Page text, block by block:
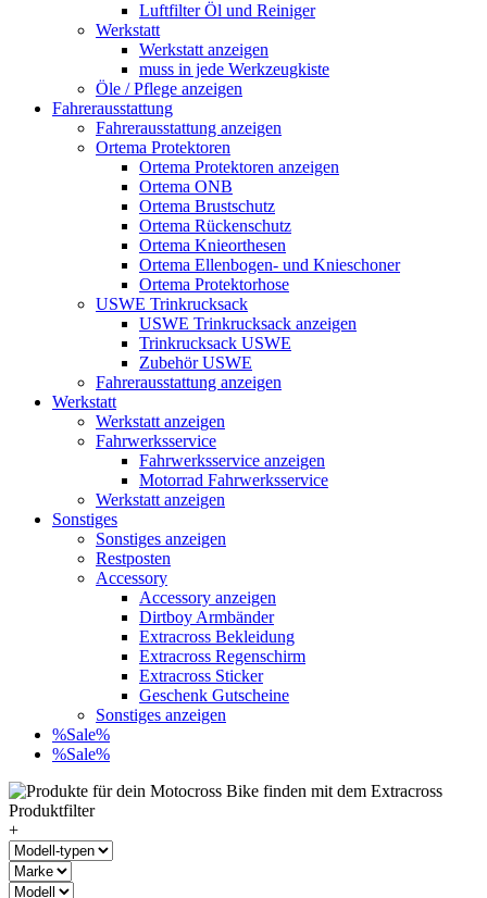
Luftfilter Öl und Reiniger
Werkstatt
Werkstatt anzeigen
muss in jede Werkzeugkiste
Öle / Pflege anzeigen
Fahrerausstattung
Fahrerausstattung anzeigen
Ortema Protektoren
Ortema Protektoren anzeigen
Ortema ONB
Ortema Brustschutz
Ortema Rückenschutz
Ortema Knieorthesen
Ortema Ellenbogen- und Knieschoner
Ortema Protektorhose
USWE Trinkrucksack
USWE Trinkrucksack anzeigen
Trinkrucksack USWE
Zubehör USWE
Fahrerausstattung anzeigen
Werkstatt
Werkstatt anzeigen
Fahrwerksservice
Fahrwerksservice anzeigen
Motorrad Fahrwerksservice
Werkstatt anzeigen
Sonstiges
Sonstiges anzeigen
Restposten
Accessory
Accessory anzeigen
Dirtboy Armbänder
Extracross Bekleidung
Extracross Regenschirm
Extracross Sticker
Geschenk Gutscheine
Sonstiges anzeigen
%Sale%
%Sale%
+